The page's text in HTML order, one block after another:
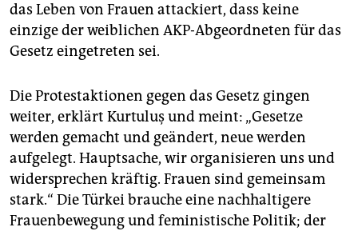
das Leben von Frauen attackiert, dass keine
einzige der weiblichen AKP-Abgeordneten für das
Gesetz eingetreten sei.
Die Protestaktionen gegen das Gesetz gingen
weiter, erklärt Kurtuluş und meint: „Gesetze
werden gemacht und geändert, neue werden
aufgelegt. Hauptsache, wir organisieren uns und
widersprechen kräftig. Frauen sind gemeinsam
stark.“ Die Türkei brauche eine nachhaltigere
Frauenbewegung und feministische Politik; der